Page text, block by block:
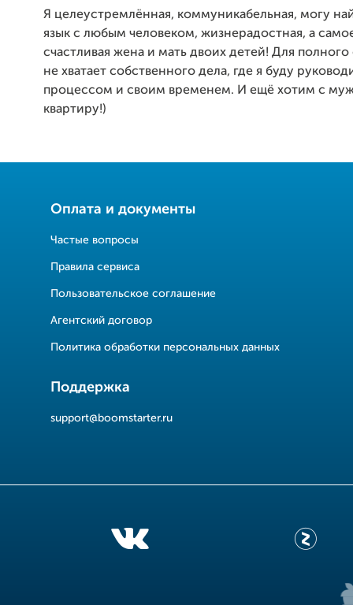
Я целеустремлённая, коммуникабельная, могу
язык с любым человеком, жизнерадостная, а
счастливая жена и мать двоих детей! Для полного
не хватает собственного дела, где я буду
процессом и своим временем. И ещё хотим с
квартиру!)
Оплата и документы
Частые вопросы
Правила сервиса
Пользовательское соглашение
Агентский договор
Политика обработки персональных данных
Поддержка
support@boomstarter.ru